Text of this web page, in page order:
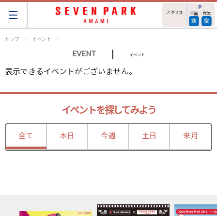
アクセス 平面 立体
トップ イベント
EVENT | イベント
表示できるイベントがございません。
イベントを探してみよう
全て 本日 今週 土日 来月